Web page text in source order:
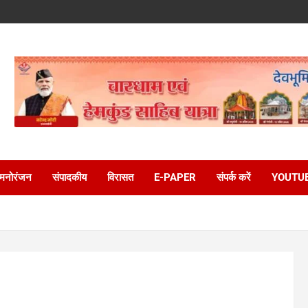
मनोरंजन संपादकीय विरासत E-PAPER संपर्क करें